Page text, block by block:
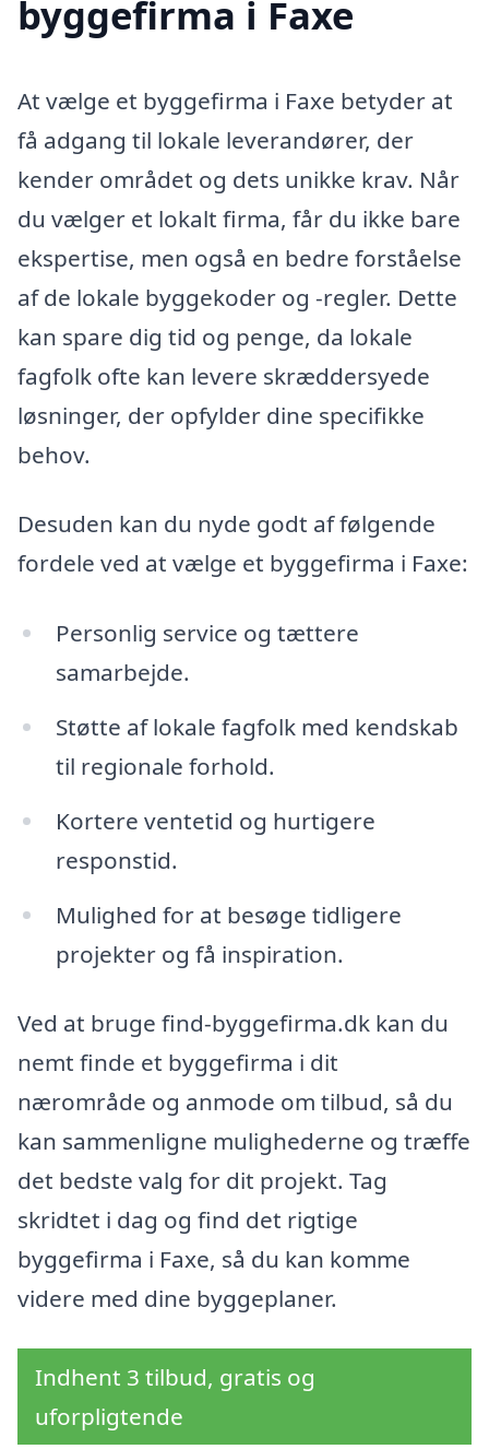
byggefirma i Faxe
At vælge et byggefirma i Faxe betyder at
få adgang til lokale leverandører, der
kender området og dets unikke krav. Når
du vælger et lokalt firma, får du ikke bare
ekspertise, men også en bedre forståelse
af de lokale byggekoder og -regler. Dette
kan spare dig tid og penge, da lokale
fagfolk ofte kan levere skræddersyede
løsninger, der opfylder dine specifikke
behov.
Desuden kan du nyde godt af følgende
fordele ved at vælge et byggefirma i Faxe:
Personlig service og tættere
samarbejde.
Støtte af lokale fagfolk med kendskab
til regionale forhold.
Kortere ventetid og hurtigere
responstid.
Mulighed for at besøge tidligere
projekter og få inspiration.
Ved at bruge find-byggefirma.dk kan du
nemt finde et byggefirma i dit
nærområde og anmode om tilbud, så du
kan sammenligne mulighederne og træffe
det bedste valg for dit projekt. Tag
skridtet i dag og find det rigtige
byggefirma i Faxe, så du kan komme
videre med dine byggeplaner.
Indhent 3 tilbud, gratis og
uforpligtende